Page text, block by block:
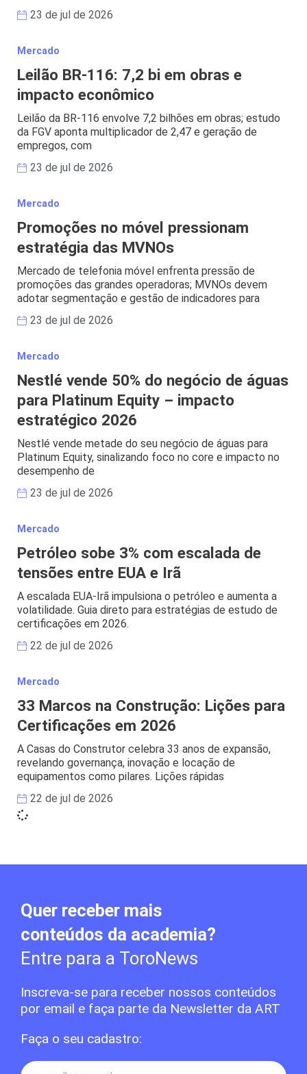
23 de jul de 2026
Mercado
Leilão BR-116: 7,2 bi em obras e
impacto econômico
Leilão da BR-116 envolve 7,2 bilhões em obras; estudo
da FGV aponta multiplicador de 2,47 e geração de
empregos, com
23 de jul de 2026
Mercado
Promoções no móvel pressionam
estratégia das MVNOs
Mercado de telefonia móvel enfrenta pressão de
promoções das grandes operadoras; MVNOs devem
adotar segmentação e gestão de indicadores para
23 de jul de 2026
Mercado
Nestlé vende 50% do negócio de águas
para Platinum Equity – impacto
estratégico 2026
Nestlé vende metade do seu negócio de águas para
Platinum Equity, sinalizando foco no core e impacto no
desempenho de
23 de jul de 2026
Mercado
Petróleo sobe 3% com escalada de
tensões entre EUA e Irã
A escalada EUA-Irã impulsiona o petróleo e aumenta a
volatilidade. Guia direto para estratégias de estudo de
certificações em 2026.
22 de jul de 2026
Mercado
33 Marcos na Construção: Lições para
Certificações em 2026
A Casas do Construtor celebra 33 anos de expansão,
revelando governança, inovação e locação de
equipamentos como pilares. Lições rápidas
22 de jul de 2026
Quer receber mais
conteúdos da academia?
Entre para a ToroNews
Inscreva-se para receber nossos conteúdos
por email e faça parte da Newsletter da ART
Faça o seu cadastro: